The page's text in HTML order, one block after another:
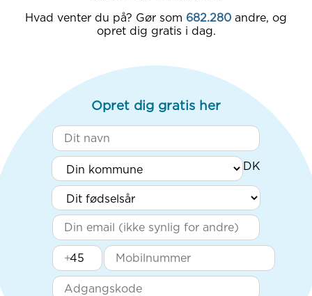
Hvad venter du på? Gør som 682.280 andre, og
opret dig gratis i dag.
Opret dig gratis her
+